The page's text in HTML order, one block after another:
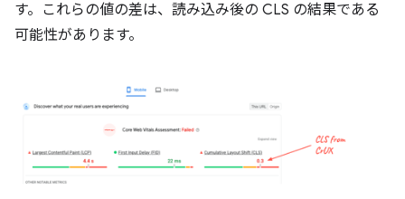
す。これらの値の差は、読み込み後の CLS の結果である
可能性があります。